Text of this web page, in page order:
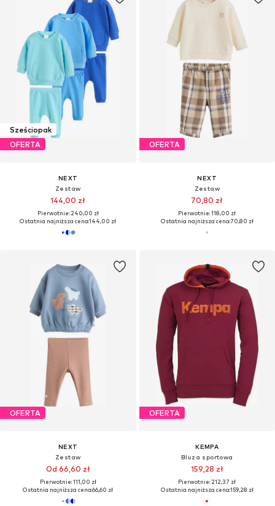
Sześciopak
OFERTA
NEXT
Zestaw
144,00 zł
Pierwotnie: 240,00 zł
Ostatnia najniższa cena:144,00 zł
OFERTA
NEXT
Zestaw
70,80 zł
Pierwotnie: 118,00 zł
Ostatnia najniższa cena:70,80 zł
OFERTA
NEXT
Zestaw
Od 66,60 zł
Pierwotnie: 111,00 zł
Ostatnia najniższa cena:66,60 zł
OFERTA
KEMPA
Bluza sportowa
159,28 zł
Pierwotnie: 212,37 zł
Ostatnia najniższa cena:159,28 zł